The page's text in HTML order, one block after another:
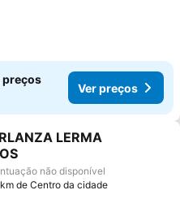
preços
Ver preços
aos favoritos
LERMA
não disponível
de Centro da cidade